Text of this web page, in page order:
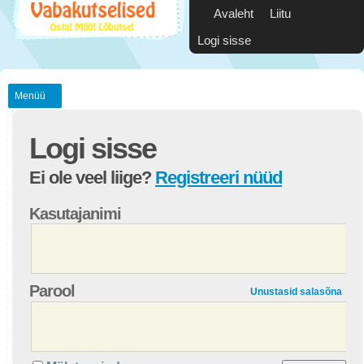
Avaleht
Liitu
Logi sisse
Menüü
Logi sisse
Ei ole veel liige? Registreeri nüüd
Kasutajanimi
Parool Unustasid salasõna